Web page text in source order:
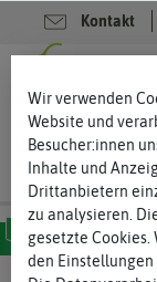
Kontakt
MILD SCHARF
Wir verwenden
Website und
Besucher:innen
Inhalte und
Drittanbietern
zu analysieren.
gesetzte
den Einstellungen